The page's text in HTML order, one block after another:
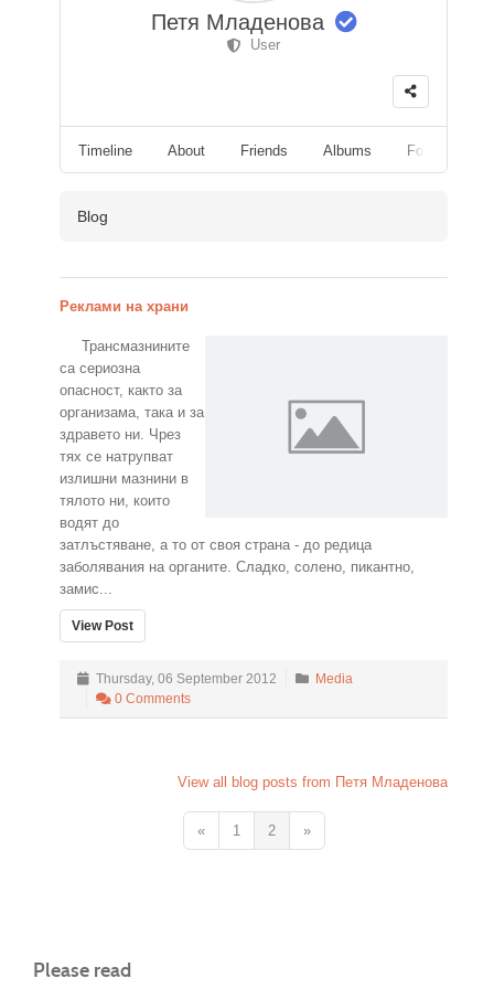
Петя Младенова
User
Timeline About Friends Albums Followers
Blog
Реклами на храни
Трансмазнините
са сериозна
опасност, както за
организама, така и за
здравето ни. Чрез
тях се натрупват
излишни мазнини в
тялото ни, които
водят до
затлъстяване, а то от своя страна - до редица
заболявания на органите. Сладко, солено, пикантно,
замис...
View Post
Thursday, 06 September 2012
Media
0 Comments
View all blog posts from Петя Младенова
« 1 2 »
Please read